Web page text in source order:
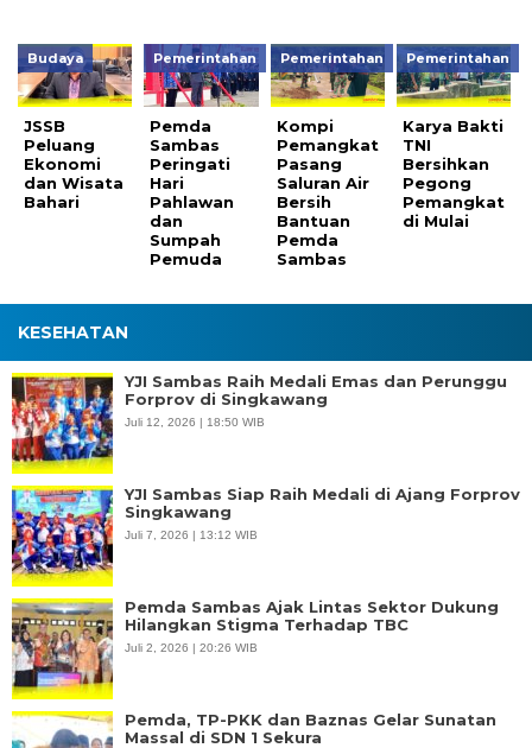
Budaya
JSSB
Peluang
Ekonomi
dan Wisata
Bahari
Pemerintahan
Pemda
Sambas
Peringati
Hari
Pahlawan
dan
Sumpah
Pemuda
Pemerintahan
Kompi
Pemangkat
Pasang
Saluran Air
Bersih
Bantuan
Pemda
Sambas
Pemerintahan
Karya Bakti
TNI
Bersihkan
Pegong
Pemangkat
di Mulai
KESEHATAN
YJI Sambas Raih Medali Emas dan Perunggu
Forprov di Singkawang
Juli 12, 2026 | 18:50 WIB
YJI Sambas Siap Raih Medali di Ajang Forprov
Singkawang
Juli 7, 2026 | 13:12 WIB
Pemda Sambas Ajak Lintas Sektor Dukung
Hilangkan Stigma Terhadap TBC
Juli 2, 2026 | 20:26 WIB
Pemda, TP-PKK dan Baznas Gelar Sunatan
Massal di SDN 1 Sekura